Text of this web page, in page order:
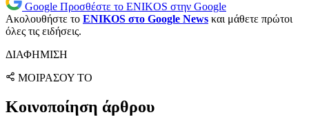
Google Προσθέστε το ENIKOS στην Google
Ακολουθήστε το ENIKOS στο Google News και μάθετε πρώτοι
όλες τις ειδήσεις.
ΔΙΑΦΗΜΙΣΗ
ΜΟΙΡΑΣΟΥ ΤΟ
Κοινοποίηση άρθρου